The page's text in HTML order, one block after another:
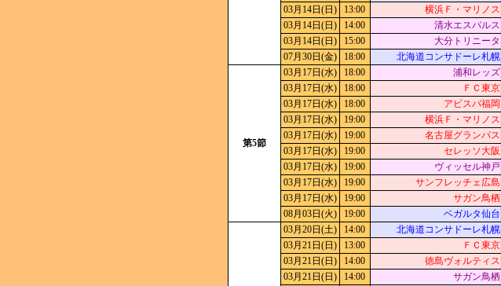
03月14日(日)
13:00 横浜Ｆ・マリノス
03月14日(日)
14:00 清水エスパルス
03月14日(日)
15:00 大分トリニータ
07月30日(金)
18:00 北海道コンサドーレ札幌
第5節
03月17日(水) 18:00 浦和レッズ
03月17日(水)
18:00 ＦＣ東京
03月17日(水)
18:00 アビスパ福岡
03月17日(水)
19:00 横浜Ｆ・マリノス
03月17日(水)
19:00 名古屋グランパス
03月17日(水)
19:00 セレッソ大阪
03月17日(水)
19:00 ヴィッセル神戸
03月17日(水)
19:00 サンフレッチェ広島
03月17日(水)
19:00 サガン鳥栖
08月03日(火)
19:00 ベガルタ仙台
03月20日(土) 14:00 北海道コンサドーレ札幌
03月21日(日)
13:00 ＦＣ東京
03月21日(日)
14:00 徳島ヴォルティス
03月21日(日)
14:00 サガン鳥栖